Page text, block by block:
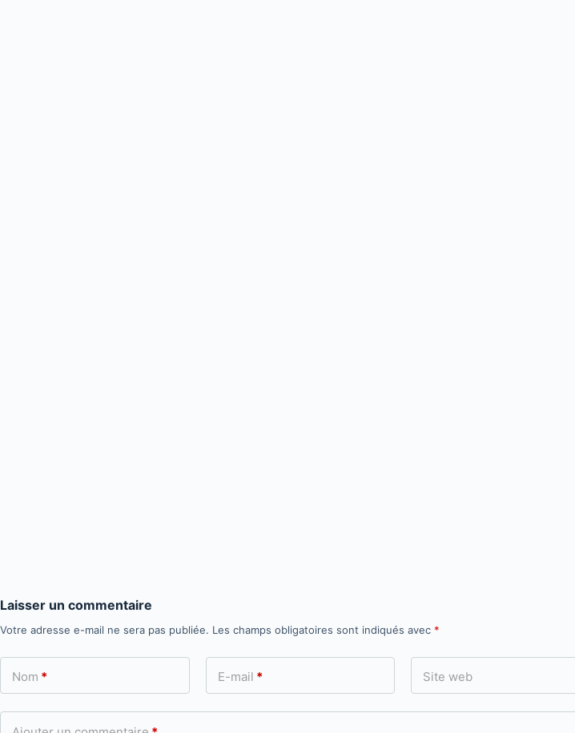
Laisser un commentaire
Votre adresse e-mail ne sera pas publiée. Les champs obligatoires sont indiqués avec *
Nom * E-mail * Site web